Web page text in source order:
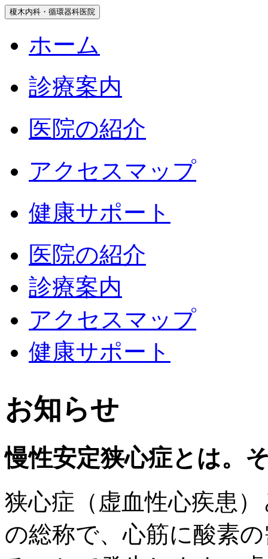
榎木内科・循環器科医院
ホーム
診療案内
医院の紹介
アクセスマップ
健康サポート
医院の紹介
診療案内
アクセスマップ
健康サポート
お知らせ
慢性安定狭心症とは。
狭心症（虚血性心疾患
の総称で、心筋に酸素